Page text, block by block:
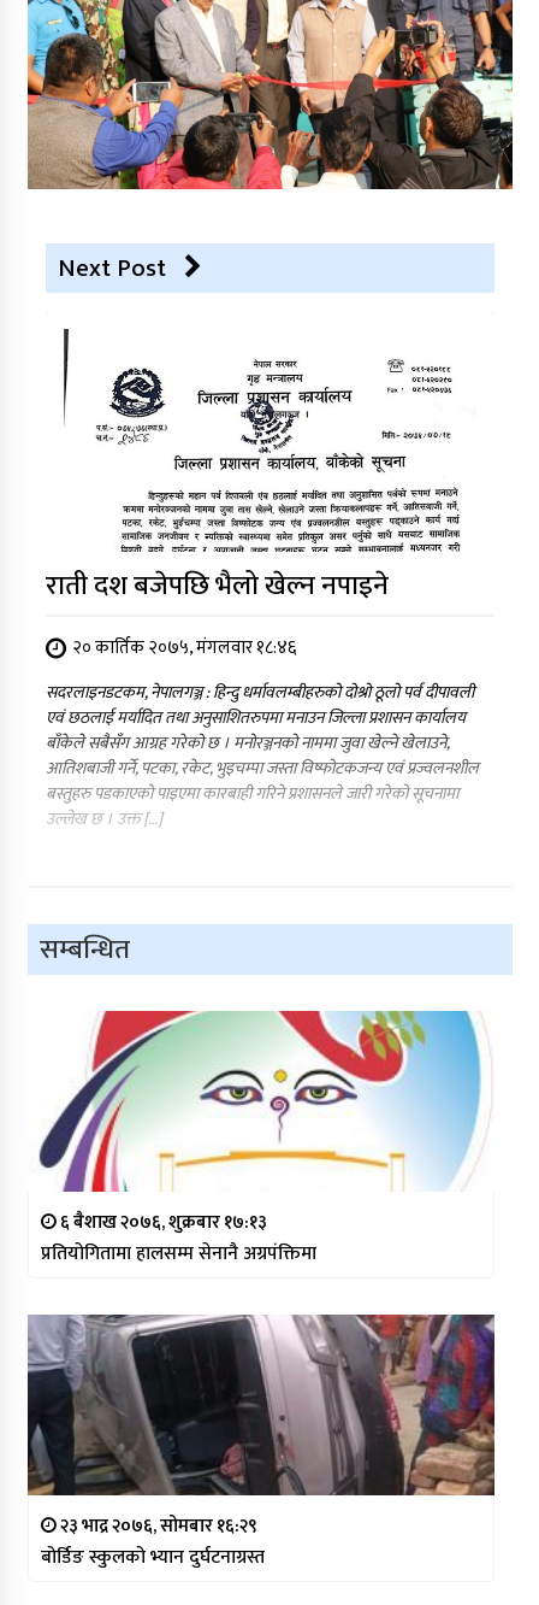
Next Post
राती दश बजेपछि भैलो खेल्न नपाइने
२० कार्तिक २०७५, मंगलवार १८:४६
सदरलाइनडटकम, नेपालगञ्ज : हिन्दु धर्मावलम्बीहरुको दोश्रो ठूलो पर्व दीपावली
एवं छठलाई मर्यादित तथा अनुसाशितरुपमा मनाउन जिल्ला प्रशासन कार्यालय
बाँकेले सबैसँग आग्रह गरेको छ । मनोरञ्जनको नाममा जुवा खेल्ने खेलाउने,
आतिशबाजी गर्ने, पटका, रकेट, भुइचम्पा जस्ता विष्फोटकजन्य एवं प्रज्वलनशील
बस्तुहरु पडकाएको पाइएमा कारबाही गरिने प्रशासनले जारी गरेको सूचनामा
उल्लेख छ । उक्त […]
सम्बन्धित
६ बैशाख २०७६, शुक्रबार १७:१३
प्रतियोगितामा हालसम्म सेनानै अग्रपंक्तिमा
२३ भाद्र २०७६, सोमबार १६:२९
बोर्डिङ स्कुलको भ्यान दुर्घटनाग्रस्त